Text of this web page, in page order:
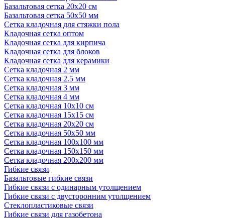
Базальтовая сетка 20x20 см
Базальтовая сетка 50x50 мм
Сетка кладочная для стяжки пола
Кладочная сетка оптом
Кладочная сетка для кирпича
Кладочная сетка для блоков
Кладочная сетка для керамики
Сетка кладочная 2 мм
Сетка кладочная 2.5 мм
Сетка кладочная 3 мм
Сетка кладочная 4 мм
Сетка кладочная 10x10 см
Сетка кладочная 15x15 см
Сетка кладочная 20x20 см
Сетка кладочная 50x50 мм
Сетка кладочная 100x100 мм
Сетка кладочная 150x150 мм
Сетка кладочная 200x200 мм
Гибкие связи
Базальтовые гибкие связи
Гибкие связи с одинарным утолщением
Гибкие связи с двусторонним утолщением
Стеклопластиковые связи
Гибкие связи для газобетона